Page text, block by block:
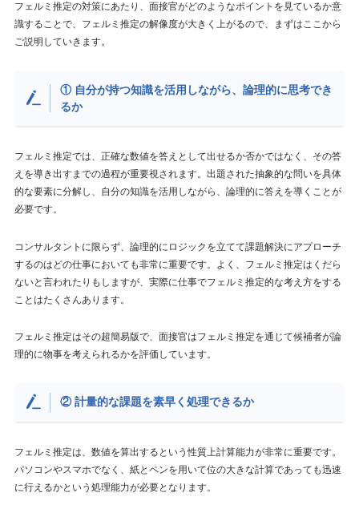
フェルミ推定の対策にあたり、面接官がどのようなポイントを見ているか意
識することで、フェルミ推定の解像度が大きく上がるので、まずはここから
ご説明していきます。
① 自分が持つ知識を活用しながら、論理的に思考でき
るか
フェルミ推定では、正確な数値を答えとして出せるか否かではなく、その答
えを導き出すまでの過程が重要視されます。出題された抽象的な問いを具体
的な要素に分解し、自分の知識を活用しながら、論理的に答えを導くことが
必要です。
コンサルタントに限らず、論理的にロジックを立てて課題解決にアプローチ
するのはどの仕事においても非常に重要です。よく、フェルミ推定はくだら
ないと言われたりもしますが、実際に仕事でフェルミ推定的な考え方をする
ことはたくさんあります。
フェルミ推定はその超簡易版で、面接官はフェルミ推定を通じて候補者が論
理的に物事を考えられるかを評価しています。
② 計量的な課題を素早く処理できるか
フェルミ推定は、数値を算出するという性質上計算能力が非常に重要です。
パソコンやスマホでなく、紙とペンを用いて位の大きな計算であっても迅速
に行えるかという処理能力が必要となります。